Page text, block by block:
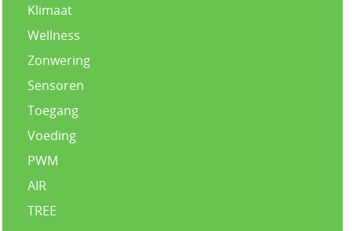
Klimaat
Wellness
Zonwering
Sensoren
Toegang
Voeding
PWM
AIR
TREE